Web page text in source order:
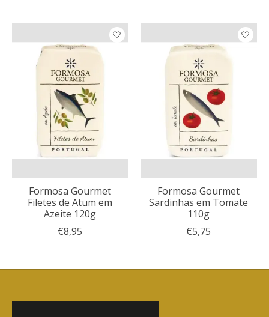
Formosa Gourmet
Filetes de Atum em
Azeite 120g
€8,95
Formosa Gourmet
Sardinhas em Tomate
110g
€5,75